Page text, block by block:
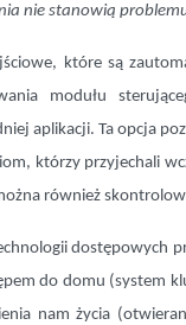
nie stanowią
które są
modułu
aplikacji. Ta opcja
którzy przyjechali
również
dostępowych
do domu (system
nam życia